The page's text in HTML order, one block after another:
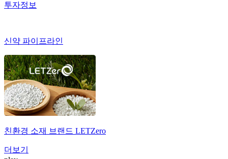
투자정보
신약 파이프라인
친환경 소재 브랜드 LETZero
더보기